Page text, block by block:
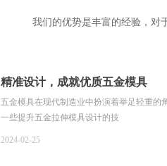
精准设计，成就优质五金模具
五金模具在现代制造业中扮演着举足轻重
一些提升五金拉伸模具设计的技
2024-02-25
我们的优势是丰富的经验，对